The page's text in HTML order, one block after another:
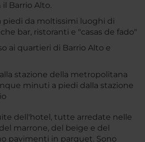
Barrio Alto.
piedi da moltissimi luoghi di
bar, ristoranti e "casas de fado"
ai quartieri di Barrio Alto e
stazione della metropolitana
minuti a piedi dalla stazione
dell'hotel, tutte arredate nelle
marrone, del beige e del
pavimenti in parquet. Sono